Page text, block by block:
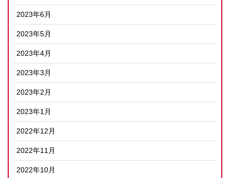
2023年6月
2023年5月
2023年4月
2023年3月
2023年2月
2023年1月
2022年12月
2022年11月
2022年10月